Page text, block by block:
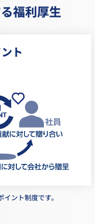
福利厚生
ト
ント制度です。